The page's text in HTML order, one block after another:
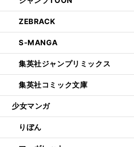
ZEBRACK
S-MANGA
集英社ジャンプリミックス
集英社コミック文庫
少女マンガ
りぼん